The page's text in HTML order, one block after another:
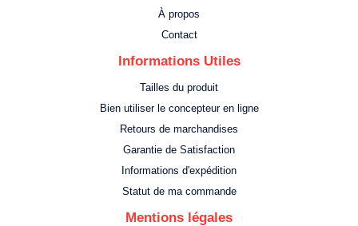
À propos
Contact
Informations Utiles
Tailles du produit
Bien utiliser le concepteur en ligne
Retours de marchandises
Garantie de Satisfaction
Informations d'expédition
Statut de ma commande
Mentions légales